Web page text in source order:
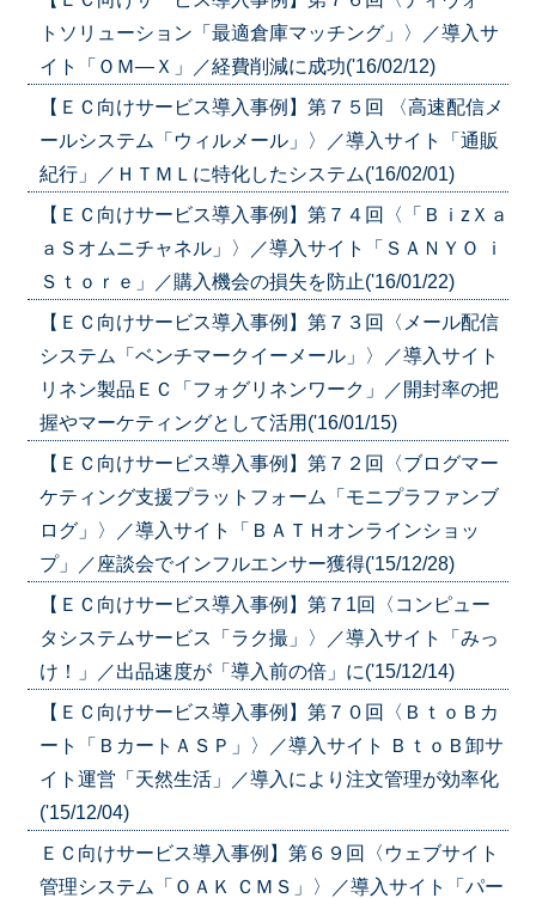
トソリューション「最適倉庫マッチング」〉／導入サ
イト「ＯＭ―Ｘ」／経費削減に成功('16/02/12)
【ＥＣ向けサービス導入事例】第７５回 〈高速配信メ
ールシステム「ウィルメール」〉／導入サイト「通販
紀行」／ＨＴＭＬに特化したシステム('16/02/01)
【ＥＣ向けサービス導入事例】第７４回〈「ＢｉzＸａ
ａＳオムニチャネル」〉／導入サイト「ＳＡＮＹＯ ｉ
Ｓｔｏｒｅ」／購入機会の損失を防止('16/01/22)
【ＥＣ向けサービス導入事例】第７３回〈メール配信
システム「ベンチマークイーメール」〉／導入サイト
リネン製品ＥＣ「フォグリネンワーク」／開封率の把
握やマーケティングとして活用('16/01/15)
【ＥＣ向けサービス導入事例】第７２回〈ブログマー
ケティング支援プラットフォーム「モニプラファンブ
ログ」〉／導入サイト「ＢＡＴＨオンラインショッ
プ」／座談会でインフルエンサー獲得('15/12/28)
【ＥＣ向けサービス導入事例】第７1回〈コンピュー
タシステムサービス「ラク撮」〉／導入サイト「みっ
け！」／出品速度が「導入前の倍」に('15/12/14)
【ＥＣ向けサービス導入事例】第７０回〈ＢｔｏＢカ
ート「ＢカートＡＳＰ」〉／導入サイト ＢｔｏＢ卸サ
イト運営「天然生活」／導入により注文管理が効率化
('15/12/04)
ＥＣ向けサービス導入事例】第６９回〈ウェブサイト
管理システム「ＯＡＫ ＣＭＳ」〉／導入サイト「パー